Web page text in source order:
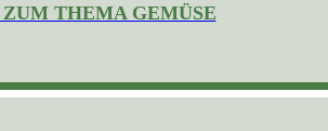
THEMA GEMÜSE